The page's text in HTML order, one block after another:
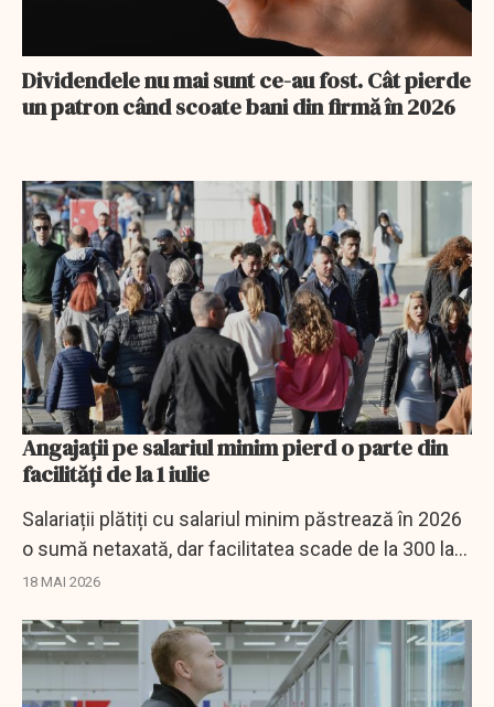
Dividendele nu mai sunt ce-au fost. Cât pierde
un patron când scoate bani din firmă în 2026
Angajații pe salariul minim pierd o parte din
facilități de la 1 iulie
Salariații plătiți cu salariul minim păstrează în 2026
o sumă netaxată, dar facilitatea scade de la 300 la
200 de lei din iulie.
18 MAI 2026